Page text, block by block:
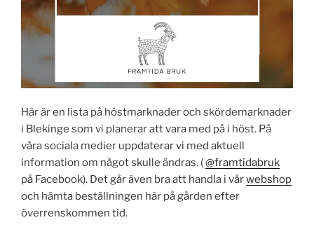
Här är en lista på höstmarknader och skördemarknader
i Blekinge som vi planerar att vara med på i höst. På
våra sociala medier uppdaterar vi med aktuell
information om något skulle ändras. (@framtidabruk
på Facebook). Det går även bra att handla i vårwebshop
och hämta beställningen här på gården efter
överrenskommen tid.